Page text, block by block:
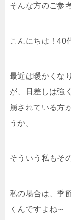
そんな方のご参
こんにちは！40
最近は暖かくな
が、日差しは強
崩されている方
うか。
そういう私もそ
私の場合は、季
くんですよね～